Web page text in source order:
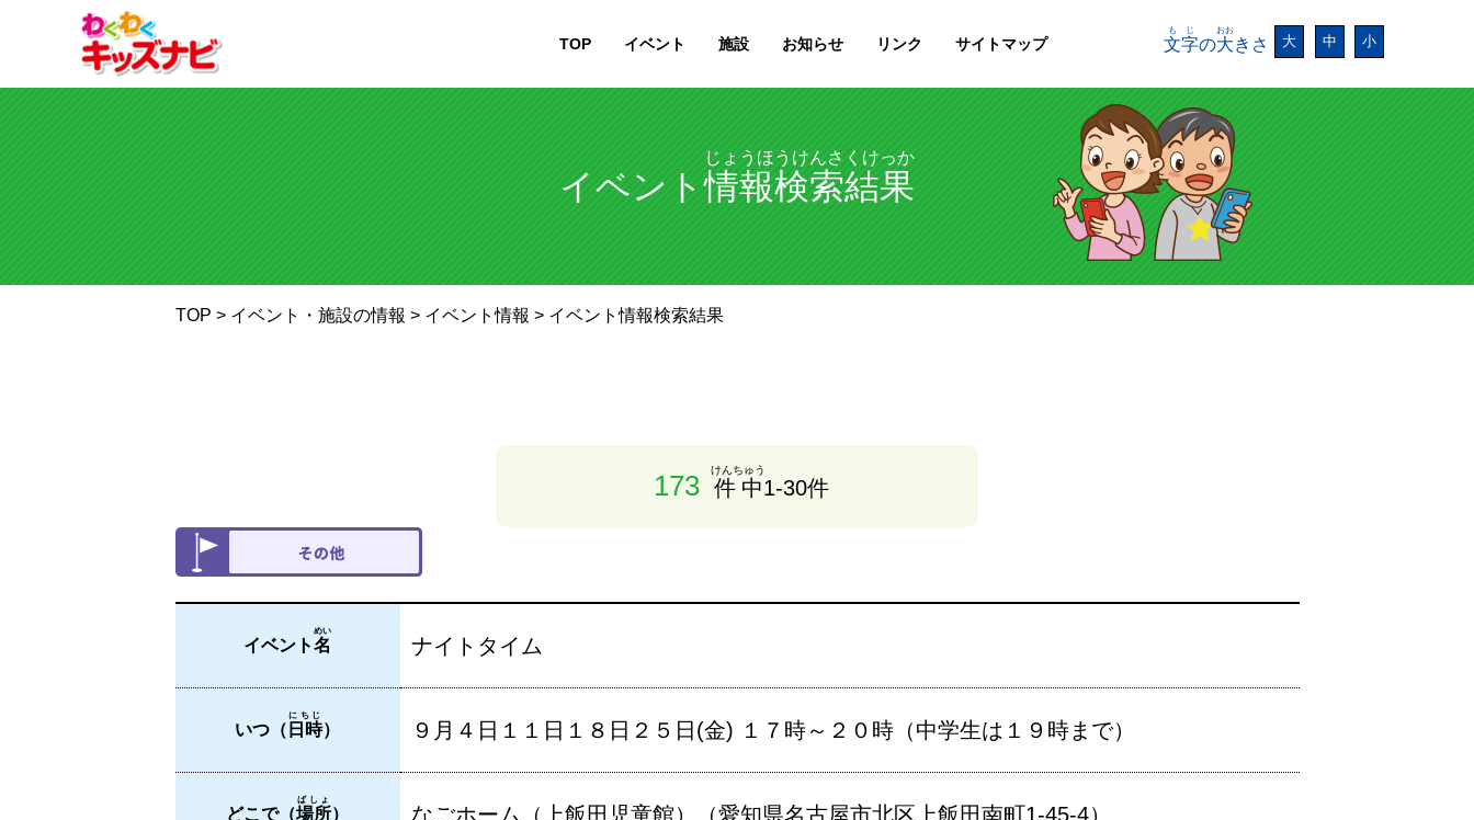
TOP イベント 施設 お知らせ リンク サイトマップ 文字
もじ
の大
おお
きさ 大 中 小
イベント情報検索結果
じょうほうけんさくけっか
TOP > イベント・施設の情報 > イベント情報 > イベント情報検索結果
173 件中
けんちゅう
1-30件
イベント名
めい
ナイトタイム
いつ（ 日時
にちじ
） ９月４日１１日１８日２５日(金) １７時～２０時（中学生は１９時まで）
どこで（場所
ばしょ
） なごホーム（上飯田児童館）（愛知県名古屋市北区上飯田南町1-45-4）